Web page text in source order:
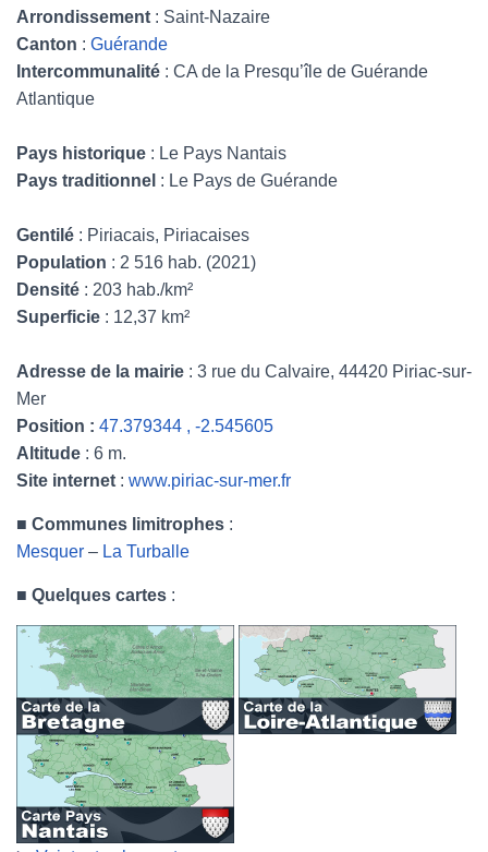
Arrondissement : Saint-Nazaire
Canton : Guérande
Intercommunalité : CA de la Presqu’île de Guérande
Atlantique
Pays historique : Le Pays Nantais
Pays traditionnel : Le Pays de Guérande
Gentilé : Piriacais, Piriacaises
Population : 2 516 hab. (2021)
Densité : 203 hab./km²
Superficie : 12,37 km²
Adresse de la mairie : 3 rue du Calvaire, 44420 Piriac-sur-
Mer
Position : 47.379344 , -2.545605
Altitude : 6 m.
Site internet : www.piriac-sur-mer.fr
■ Communes limitrophes :
Mesquer – La Turballe
■ Quelques cartes :